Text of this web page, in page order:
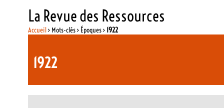
La Revue des Ressources
Accueil> Mots-clés > Époques > 1922
1922